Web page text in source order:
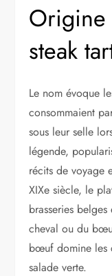
Origine
steak
Le nom évoque
consommaient
sous leur selle
légende,
récits de voyage
XIXe siècle, le
brasseries
cheval ou du
bœuf domine les
salade verte.